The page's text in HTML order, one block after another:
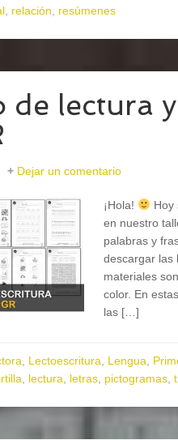
relación resúmenes
de lectura
Dejar un comentario
¡Hola!
Hoy
en nuestro
palabras y
descargar las
materiales
color. En
las […]
Lectoescritura Lengua
lectura letras pictogramas